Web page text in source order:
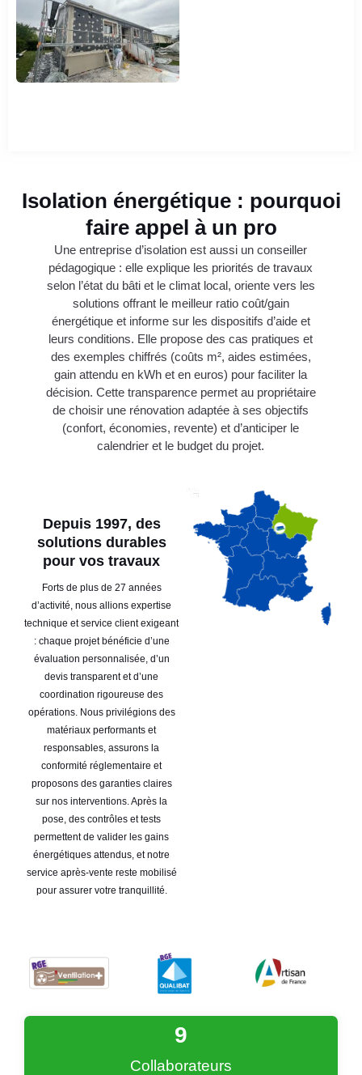
Isolation énergétique : pourquoi
faire appel à un pro
Une entreprise d’isolation est aussi un conseiller
pédagogique : elle explique les priorités de travaux
selon l’état du bâti et le climat local, oriente vers les
solutions offrant le meilleur ratio coût/gain
énergétique et informe sur les dispositifs d’aide et
leurs conditions. Elle propose des cas pratiques et
des exemples chiffrés (coûts m², aides estimées,
gain attendu en kWh et en euros) pour faciliter la
décision. Cette transparence permet au propriétaire
de choisir une rénovation adaptée à ses objectifs
(confort, économies, revente) et d’anticiper le
calendrier et le budget du projet.
Depuis 1997, des
solutions durables
pour vos travaux
Forts de plus de 27 années
d’activité, nous allions expertise
technique et service client exigeant
: chaque projet bénéficie d’une
évaluation personnalisée, d’un
devis transparent et d’une
coordination rigoureuse des
opérations. Nous privilégions des
matériaux performants et
responsables, assurons la
conformité réglementaire et
proposons des garanties claires
sur nos interventions. Après la
pose, des contrôles et tests
permettent de valider les gains
énergétiques attendus, et notre
service après-vente reste mobilisé
pour assurer votre tranquillité.
Collaborateurs
9